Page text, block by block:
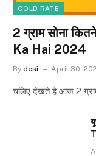
GOLD RATE
2 ग्राम सोना
Ka Hai 2024
By desi April 30,
चलिए देखते है आज 2